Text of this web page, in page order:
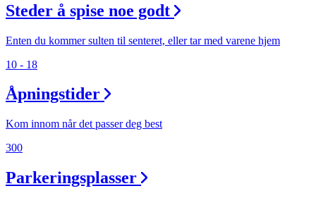
Steder å spise noe godt
Enten du kommer sulten til senteret, eller tar med varene hjem
10 - 18
Åpningstider
Kom innom når det passer deg best
300
Parkeringsplasser